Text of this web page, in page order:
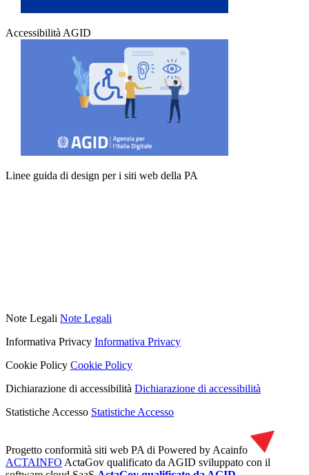
Accessibilità AGID
Linee guida di design per i siti web della PA
Note Legali Note Legali
Informativa Privacy Informativa Privacy
Cookie Policy Cookie Policy
Dichiarazione di accessibilità Dichiarazione di accessibilità
Statistiche Accesso Statistiche Accesso
Progetto conformità siti web PA di Powered by Acainfo
ACTAINFO ActaGov qualificato da AGID sviluppato con il